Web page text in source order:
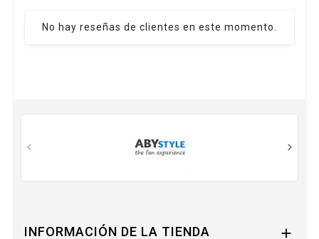
No hay reseñas de clientes en este momento.
INFORMACIÓN DE LA TIENDA 